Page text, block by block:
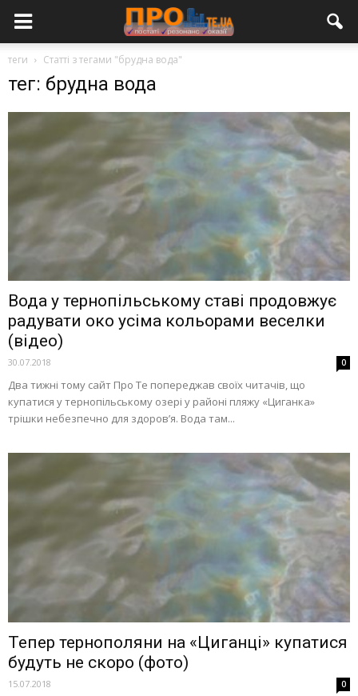
теги Статті з тегами "брудна вода"
тег: брудна вода
Вода у тернопільському ставі продовжує
радувати око усіма кольорами веселки
(відео)
30.07.2018 0
Два тижні тому сайт Про Те попереджав своїх читачів, що
купатися у тернопільському озері у районі пляжу «Циганка»
трішки небезпечно для здоров’я. Вода там...
Тепер тернополяни на «Циганці» купатися
будуть не скоро (фото)
15.07.2018 0